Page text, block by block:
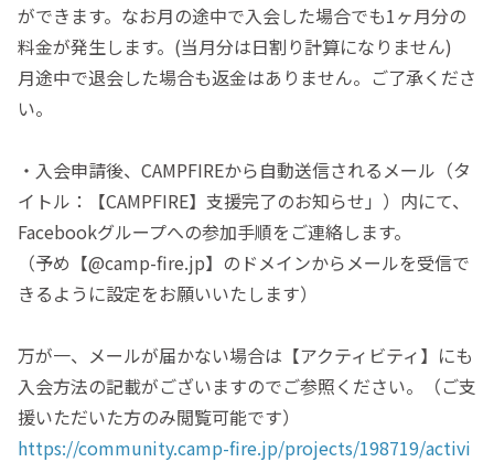
ができます。なお月の途中で入会した場合でも1ヶ月分の
料金が発生します。(当月分は日割り計算になりません)
月途中で退会した場合も返金はありません。ご了承くださ
い。
・入会申請後、CAMPFIREから自動送信されるメール（タ
イトル：【CAMPFIRE】支援完了のお知らせ」）内にて、
Facebookグループへの参加手順をご連絡します。
（予め【@camp-fire.jp】のドメインからメールを受信で
きるように設定をお願いいたします）
万が一、メールが届かない場合は【アクティビティ】にも
入会方法の記載がございますのでご参照ください。（ご支
援いただいた方のみ閲覧可能です）
https://community.camp-fire.jp/projects/198719/activi